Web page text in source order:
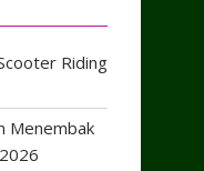
Riding
Menembak